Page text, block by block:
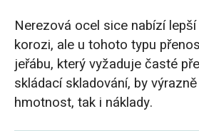
Nerezová ocel sice nabízí
korozi, ale u tohoto typu
jeřábu, který vyžaduje časté
skládací skladování, by
hmotnost, tak i náklady.